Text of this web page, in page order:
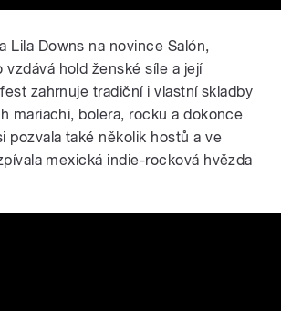
Lila Downs na novince Salón,
vzdává hold ženské síle a její
zahrnuje tradiční i vlastní skladby
mariachi, bolera, rocku a dokonce
pozvala také několik hostů a ve
mexická indie-rocková hvězda